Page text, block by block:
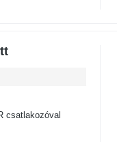
csatlakozóval